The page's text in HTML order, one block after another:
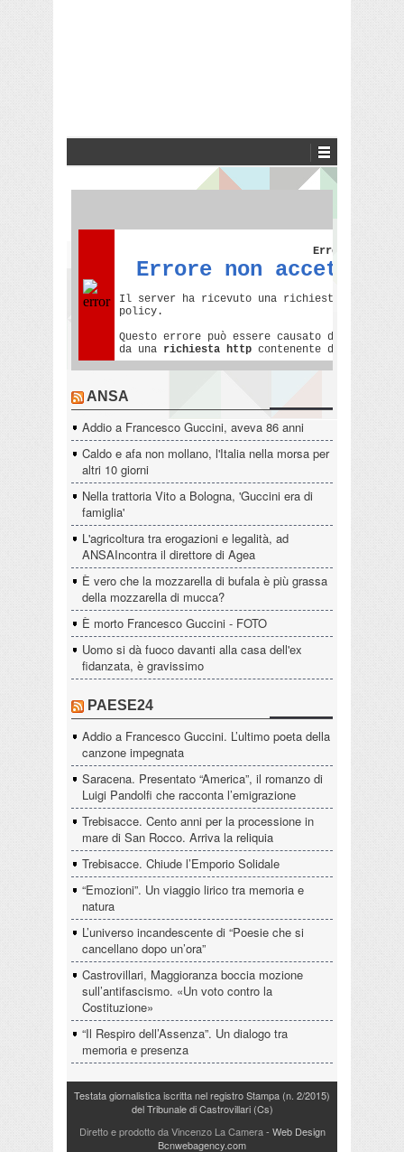
ANSA
Addio a Francesco Guccini, aveva 86 anni
Caldo e afa non mollano, l'Italia nella morsa per
altri 10 giorni
Nella trattoria Vito a Bologna, 'Guccini era di
famiglia'
L'agricoltura tra erogazioni e legalità, ad
ANSAIncontra il direttore di Agea
È vero che la mozzarella di bufala è più grassa
della mozzarella di mucca?
È morto Francesco Guccini - FOTO
Uomo si dà fuoco davanti alla casa dell'ex
fidanzata, è gravissimo
PAESE24
Addio a Francesco Guccini. L’ultimo poeta della
canzone impegnata
Saracena. Presentato “America”, il romanzo di
Luigi Pandolfi che racconta l’emigrazione
Trebisacce. Cento anni per la processione in
mare di San Rocco. Arriva la reliquia
Trebisacce. Chiude l’Emporio Solidale
“Emozioni”. Un viaggio lirico tra memoria e
natura
L’universo incandescente di “Poesie che si
cancellano dopo un’ora”
Castrovillari, Maggioranza boccia mozione
sull’antifascismo. «Un voto contro la
Costituzione»
“Il Respiro dell’Assenza”. Un dialogo tra
memoria e presenza
Testata giornalistica iscritta nel registro Stampa (n. 2/2015)
del Tribunale di Castrovillari (Cs)
Diretto e prodotto da Vincenzo La Camera- Web Design
Bcnwebagency.com